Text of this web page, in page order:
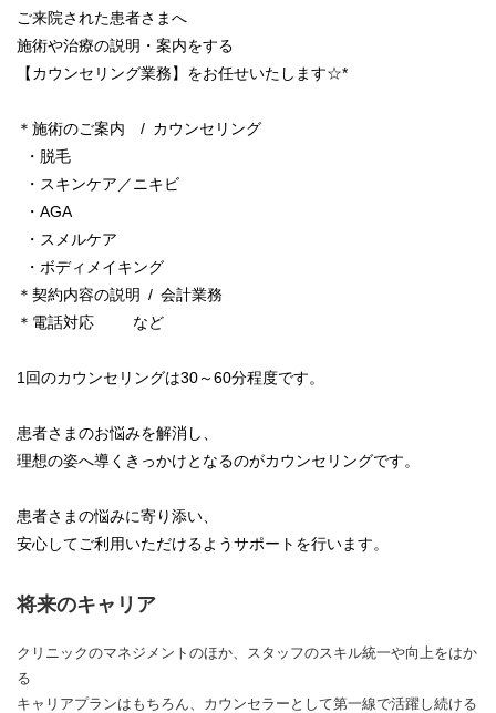
ご来院された患者さまへ
施術や治療の説明・案内をする
【カウンセリング業務】をお任せいたします☆*
＊施術のご案内 / カウンセリング
・脱毛
・スキンケア／ニキビ
・AGA
・スメルケア
・ボディメイキング
＊契約内容の説明 / 会計業務
＊電話対応 など
1回のカウンセリングは30～60分程度です。
患者さまのお悩みを解消し、
理想の姿へ導くきっかけとなるのがカウンセリングです。
患者さまの悩みに寄り添い、
安心してご利用いただけるようサポートを行います。
将来のキャリア
クリニックのマネジメントのほか、スタッフのスキル統一や向上をはか
る
キャリアプランはもちろん、カウンセラーとして第一線で活躍し続ける